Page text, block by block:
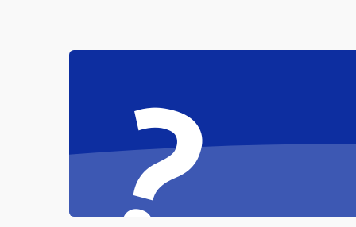
Питание и запуск
Изображение
?